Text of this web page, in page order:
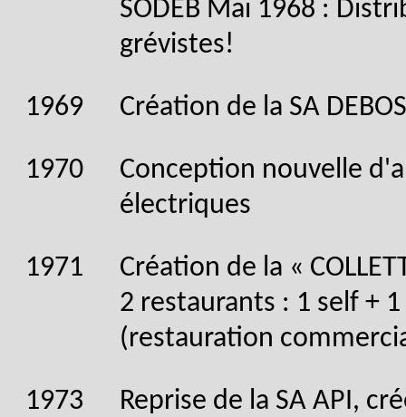
SODEB Mai 1968 :
grévistes!
1969 Création de la SA
1970
Conception nouvelle
électriques
1971
Création de la «
2 restaurants : 1 self +
(restauration
1973
Reprise de la SA API,